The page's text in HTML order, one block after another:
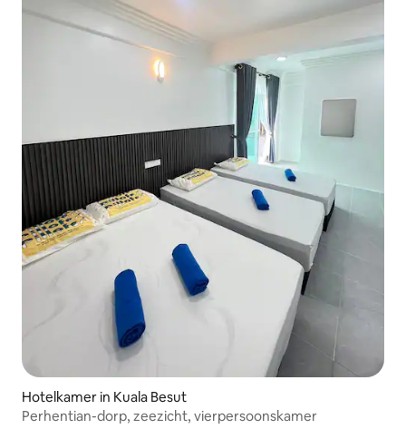
Hotelkamer in Kuala Besut
Perhentian-dorp, zeezicht, vierpersoonskamer